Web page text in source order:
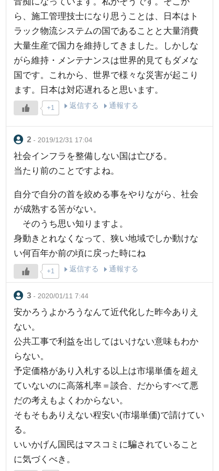
ら、施工管理技士になり思うことは、日本はト
ラック物流システムの国であることと大量消費
大量生産で国力を維持してきました。しかしな
がら維持・メンテナンスは世界的見てもダメな
国です。これから、世界で様々な災害が起こり
ます。日本は対応遅れると思います。
+1 返信する 通報する
- 2019/12/31 17:04
社会インフラを整備しない国は亡びる。
当たり前のことですよね。
自分で自分の首を絞める事をやりながら、社会
が成熟する筈がない。
そのうち思い知りますよ。
身動きとれなくなって、狭い地域でしか動けな
い何百年か前の頃に戻った時にね
+1 返信する 通報する
- 2020/01/11 7:44
安かろうよかろうなんて近代化した昨今ありえ
ない。
公共工事で利益を出してはいけない意味もわか
らない。
予定価格があり入札する以上は市場単価を超え
ていないのに高落札率＝談合、だからすべて悪
だの考えもよくわからない。
そもそもありえない程安い(市場単価)で請けてい
る。
いいかげん国民はマスコミに騙されていること
に気づくべき。